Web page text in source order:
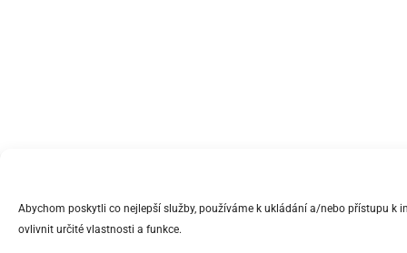
Abychom poskytli co nejlepší služby, používáme k ukládání a/nebo přístupu
ovlivnit určité vlastnosti a funkce.